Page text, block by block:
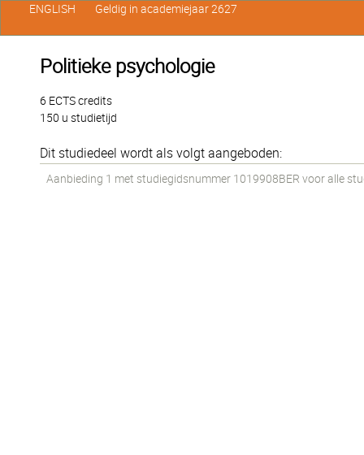
Politieke psychologie
6 ECTS credits
150 u studietijd
Dit studiedeel wordt als volgt aangeboden:
Aanbieding 1 met studiegidsnummer 1019908BER voor alle
ENGLISH Geldig in academiejaar 2627